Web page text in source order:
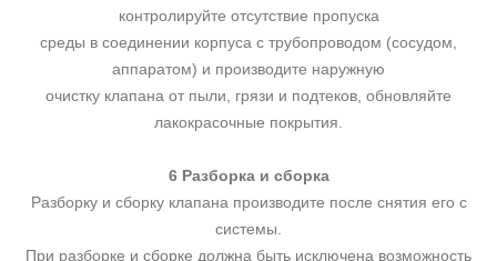
контролируйте отсутствие пропуска
среды в соединении корпуса с трубопроводом (сосудом,
аппаратом) и производите наружную
очистку клапана от пыли, грязи и подтеков, обновляйте
лакокрасочные покрытия.
6 Разборка и сборка
Разборку и сборку клапана производите после снятия его с
системы.
При разборке и сборке должна быть исключена возможность